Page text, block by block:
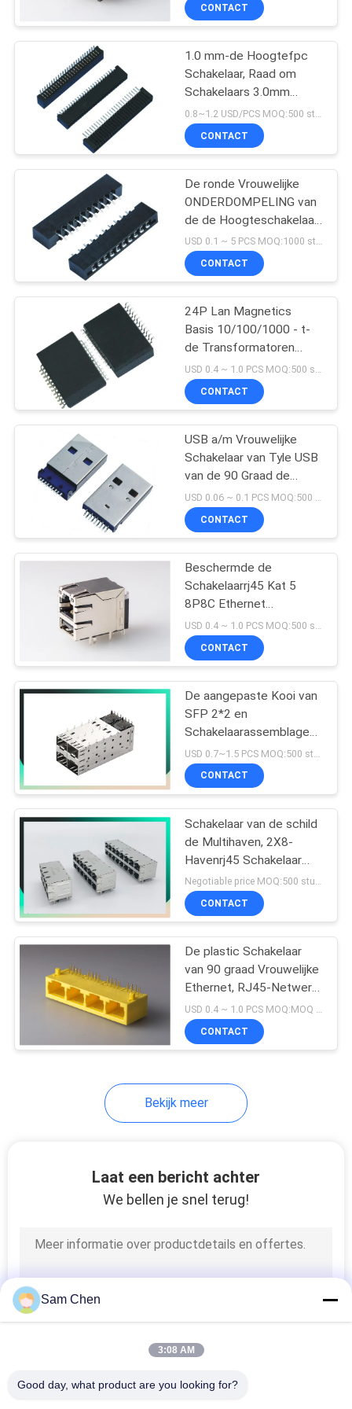
CONTACTEER
ONS
SHOW
SITEMAP
PRIVACY
POLICY
Magnetische RJ45-
Hefboom
RJ11 RJ45-
Hefboom
21
90 graad rj45
16
SMD RJ45
POE Rj45 Hefboom
10
De Schakelaar van
RJ45 USB
De Vrouwelijke
rj45 vrouwelijke
schakelaar
CONTACT
1.0 mm-de Hoogtefpc
Schakelaar, Raad om
Schakelaars 3.0mm
Hoogte 25 in te schepen
Spelden ligt Type Dubbel
Contact
CONTACT
De ronde Vrouwelijke
ONDERDOMPELING van
de de Hoogteschakelaar
van Speldkopballen
1.27MM 180 Graad voor
PCB-
USD 0.1 ~ 5 PCS MOQ:1000 stuks
CONTACT
24P Lan Magnetics
Basis 10/100/1000 - t-
de Transformatoren
kiezen Havenoppervlakte
uit opzetten
USD 0.4 ~ 1.0 PCS MOQ:500 stuks
CONTACT
USB a/m Vrouwelijke
Schakelaar van Tyle USB
van de 90 Graad de
Dalende Raad
CONTACT
Beschermde de
Schakelaarrj45 Kat 5
8P8C Ethernet
Vrouwelijke Jack van
RJ45 USB met
Magnetisch
CONTACT
De aangepaste Kooi van
SFP 2*2 en
Schakelaarassemblage
voor Schakelaar van SFP
van de Vezelmodule de
Vrouwelijke
CONTACT
Schakelaar van de schild
de Multihaven, 2X8-
Havenrj45 Schakelaar
met neer Basis 1000 - T
Geïntegreerde
Magnetics-Lusje
Negotiable price MOQ:500 stuks
CONTACT
De plastic Schakelaar
van 90 graad Vrouwelijke
Ethernet, RJ45-Netwerk
Jack 8P8C 1 X 4 Gele
Havenkleur
USD 0.4 ~ 1.0 PCS MOQ:MOQ 500- 5kpcs
CONTACT
Bekijk meer
Laat een bericht achter
We bellen je snel terug!
Sam Chen
3:08 AM
Good day, what product are you looking for?